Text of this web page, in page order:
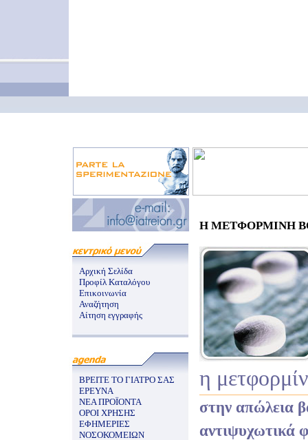
Αρχική Σελίδα
Προφίλ Καταλόγου
Επικοινωνία
Αναζήτηση
Αίτηση εγγραφής
ΒΡΕΙΤΕ ΤΟ ΓΙΑΤΡΟ ΣΑΣ
ΕΡΕΥΝΑ
ΝΕΑ ΠΡΟΪΟΝΤΑ
ΟΡΟΙ ΧΡΗΣΗΣ
ΕΦΗΜΕΡΙΕΣ
ΝΟΣΟΚΟΜΕΙΩΝ
Η ΜΕΤΦΟΡΜΙΝΗ
η
στην απώλεια
αντιψυχωτικά